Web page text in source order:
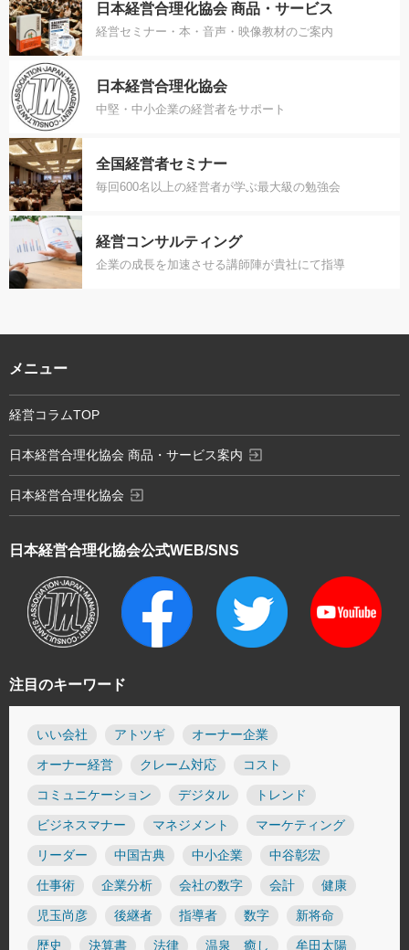
日本経営合理化協会 商品・サービス
経営セミナー・本・音声・映像教材のご案内
日本経営合理化協会
中堅・中小企業の経営者をサポート
全国経営者セミナー
毎回600名以上の経営者が学ぶ最大級の勉強会
経営コンサルティング
企業の成長を加速させる講師陣が貴社にて指導
注目のキーワード
いい会社 アトツギ オーナー企業
オーナー経営 クレーム対応 コスト
コミュニケーション デジタル トレンド
ビジネスマナー マネジメント マーケティング
リーダー 中国古典 中小企業 中谷彰宏
仕事術 企業分析 会社の数字 会計 健康
児玉尚彦 後継者 指導者 数字 新将命
歴史 決算書 法律 温泉 癒し 牟田太陽
日本経営合理化協会公式WEB/SNS
メニュー
経営コラムTOP
日本経営合理化協会 商品・サービス案内 exit_to_app
日本経営合理化協会 exit_to_app